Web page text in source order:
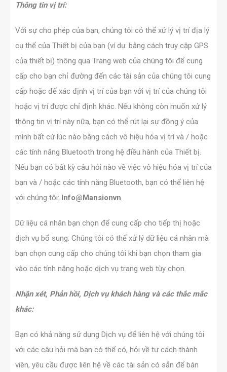
Thông tin vị trí:
Với sự cho phép của bạn, chúng tôi có thể xử lý vị trí địa lý
cụ thể của Thiết bị của bạn (ví dụ: bằng cách truy cập GPS
của thiết bị) thông qua Trang web của chúng tôi để cung
cấp cho bạn chỉ đường đến các tài sản của chúng tôi cung
cấp hoặc để xác định vị trí của bạn với vị trí của chúng tôi
hoặc vị trí được chỉ định khác. Nếu không còn muốn xử lý
thông tin vị trí này nữa, bạn có thể rút lại sự đồng ý của
mình bất cứ lúc nào bằng cách vô hiệu hóa vị trí và / hoặc
các tính năng Bluetooth trong hệ điều hành của Thiết bị.
Nếu bạn có bất kỳ câu hỏi nào về việc vô hiệu hóa vị trí của
bạn và / hoặc các tính năng Bluetooth, bạn có thể liên hệ
với chúng tôi: Info@Mansionvn.
Dữ liệu cá nhân bạn chọn để cung cấp cho tiếp thị hoặc
dịch vụ bổ sung: Chúng tôi có thể xử lý dữ liệu cá nhân mà
bạn chọn cung cấp cho chúng tôi khi bạn chọn tham gia
vào các tính năng hoặc dịch vụ trang web tùy chọn.
Nhận xét, Phản hồi, Dịch vụ khách hàng và các thắc mắc
khác:
Bạn có khả năng sử dụng Dịch vụ để liên hệ với chúng tôi
với các câu hỏi mà bạn có thể có, hỏi về tư cách thành
viên, yêu cầu được liên hệ về các tài sản có sẵn để bán